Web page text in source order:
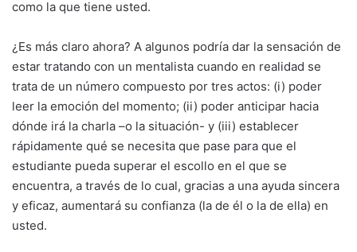
como la que tiene usted.
¿Es más claro ahora? A algunos podría dar la sensación de
estar tratando con un mentalista cuando en realidad se
trata de un número compuesto por tres actos: (i) poder
leer la emoción del momento; (ii) poder anticipar hacia
dónde irá la charla –o la situación- y (iii) establecer
rápidamente qué se necesita que pase para que el
estudiante pueda superar el escollo en el que se
encuentra, a través de lo cual, gracias a una ayuda sincera
y eficaz, aumentará su confianza (la de él o la de ella) en
usted.